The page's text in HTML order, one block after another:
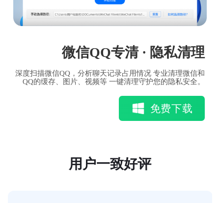
微信QQ专清 · 隐私清理
深度扫描微信QQ，分析聊天记录占用情况 专业清理微信和
QQ的缓存、图片、视频等 一键清理守护您的隐私安全。
免费下载
用户一致好评